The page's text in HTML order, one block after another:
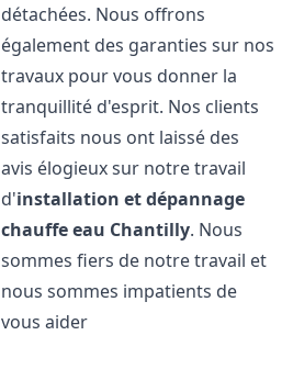
détachées. Nous offrons
également des garanties sur nos
travaux pour vous donner la
tranquillité d'esprit. Nos clients
satisfaits nous ont laissé des
avis élogieux sur notre travail
d'installation et dépannage
chauffe eau Chantilly. Nous
sommes fiers de notre travail et
nous sommes impatients de
vous aider